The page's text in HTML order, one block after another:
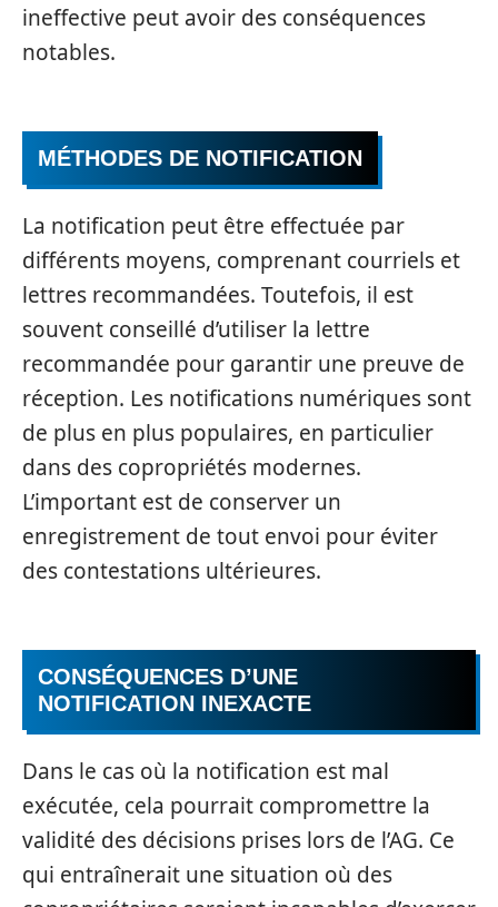
ineffective peut avoir des conséquences
notables.
MÉTHODES DE NOTIFICATION
La notification peut être effectuée par
différents moyens, comprenant courriels et
lettres recommandées. Toutefois, il est
souvent conseillé d’utiliser la lettre
recommandée pour garantir une preuve de
réception. Les notifications numériques sont
de plus en plus populaires, en particulier
dans des copropriétés modernes.
L’important est de conserver un
enregistrement de tout envoi pour éviter
des contestations ultérieures.
CONSÉQUENCES D’UNE
NOTIFICATION INEXACTE
Dans le cas où la notification est mal
exécutée, cela pourrait compromettre la
validité des décisions prises lors de l’AG. Ce
qui entraînerait une situation où des